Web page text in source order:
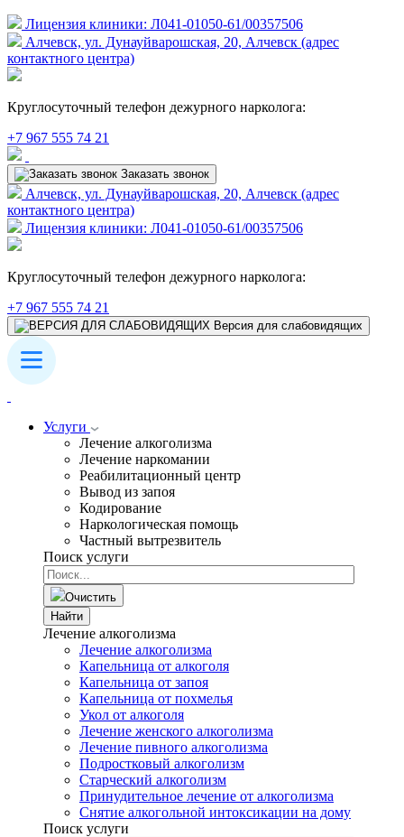
Лицензия клиники: Л041-01050-61/00357506
Алчевск, ул. Дунауйварошская, 20, Алчевск (адрес
контактного центра)
Круглосуточный телефон дежурного нарколога:
+7 967 555 74 21
Заказать звонок
Алчевск, ул. Дунауйварошская, 20, Алчевск (адрес
контактного центра)
Лицензия клиники: Л041-01050-61/00357506
Круглосуточный телефон дежурного нарколога:
+7 967 555 74 21
Версия для слабовидящих
Услуги
Лечение алкоголизма
Лечение наркомании
Реабилитационный центр
Вывод из запоя
Кодирование
Наркологическая помощь
Частный вытрезвитель
Поиск услуги
Очистить
Найти
Лечение алкоголизма
Лечение алкоголизма
Капельница от алкоголя
Капельница от запоя
Капельница от похмелья
Укол от алкоголя
Лечение женского алкоголизма
Лечение пивного алкоголизма
Подростковый алкоголизм
Старческий алкоголизм
Принудительное лечение от алкоголизма
Снятие алкогольной интоксикации на дому
Поиск услуги